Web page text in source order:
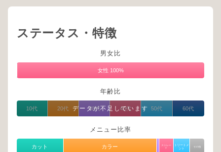
ステータス・特徴
男女比
男
0%
女性 100%
年齢比
データが不足しています
10代 20代 30代 40代 50代 60代
メニュー比率
カット カラー
ストレー
ト
トリートメ
ント
その他